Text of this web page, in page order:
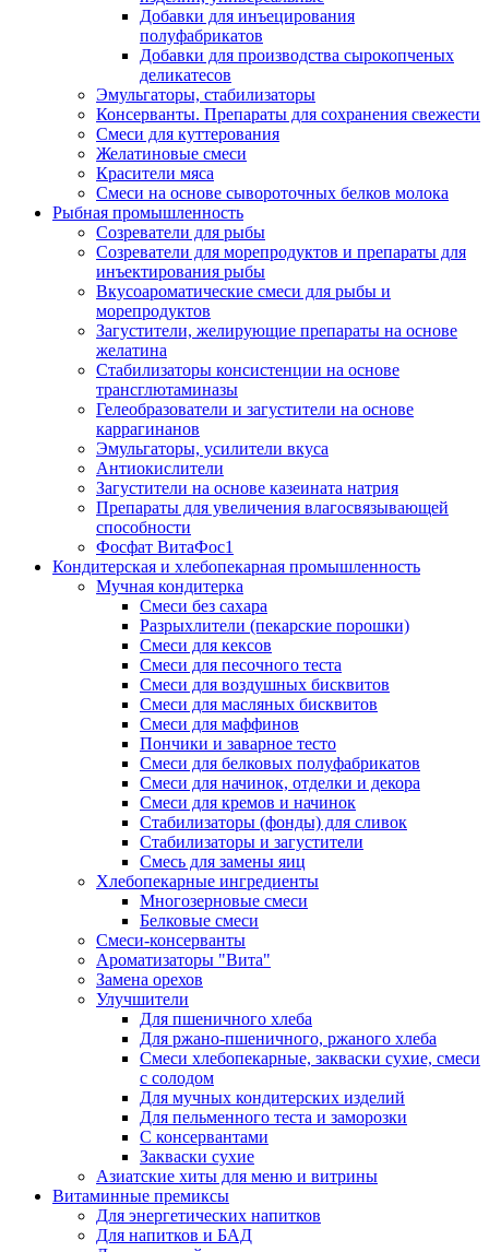
Добавки для инъецирования
полуфабрикатов
Добавки для производства сырокопченых
деликатесов
Эмульгаторы, стабилизаторы
Консерванты. Препараты для сохранения свежести
Смеси для куттерования
Желатиновые смеси
Красители мяса
Смеси на основе сывороточных белков молока
Рыбная промышленность
Созреватели для рыбы
Созреватели для морепродуктов и препараты для
инъектирования рыбы
Вкусоароматические смеси для рыбы и
морепродуктов
Загустители, желирующие препараты на основе
желатина
Стабилизаторы консистенции на основе
трансглютаминазы
Гелеобразователи и загустители на основе
каррагинанов
Эмульгаторы, усилители вкуса
Антиокислители
Загустители на основе казеината натрия
Препараты для увеличения влагосвязывающей
способности
Фосфат ВитаФос1
Кондитерская и хлебопекарная промышленность
Мучная кондитерка
Смеси без сахара
Разрыхлители (пекарские порошки)
Смеси для кексов
Смеси для песочного теста
Смеси для воздушных бисквитов
Смеси для масляных бисквитов
Смеси для маффинов
Пончики и заварное тесто
Cмеси для белковых полуфабрикатов
Смеси для начинок, отделки и декора
Смеси для кремов и начинок
Стабилизаторы (фонды) для сливок
Стабилизаторы и загустители
Смесь для замены яиц
Хлебопекарные ингредиенты
Многозерновые смеси
Белковые смеси
Смеси-консерванты
Ароматизаторы "Вита"
Замена орехов
Улучшители
Для пшеничного хлеба
Для ржано-пшеничного, ржаного хлеба
Смеси хлебопекарные, закваски сухие, смеси
с солодом
Для мучных кондитерских изделий
Для пельменного теста и заморозки
С консервантами
Закваски сухие
Азиатские хиты для меню и витрины
Витаминные премиксы
Для энергетических напитков
Для напитков и БАД